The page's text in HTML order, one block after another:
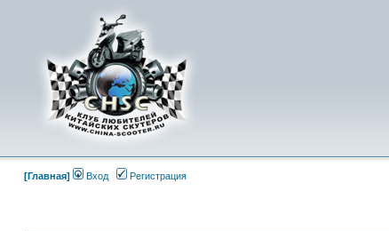
[Главная] Вход Регистрация